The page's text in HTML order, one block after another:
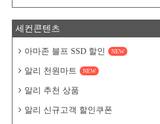
세컨콘텐츠
아마존 블프 SSD 할인 NEW
알리 천원마트 NEW
알리 추천 상품
알리 신규고객 할인쿠폰